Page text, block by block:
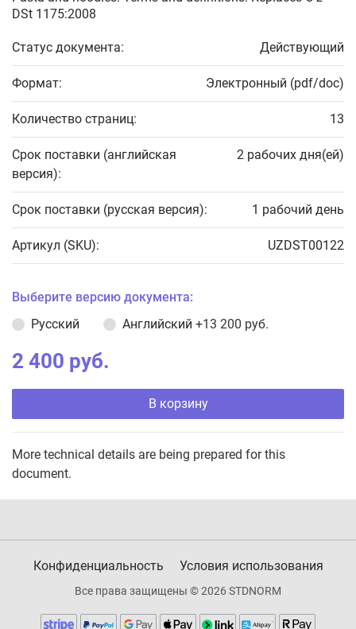
DSt 1175:2008
Статус документа: Действующий
Формат: Электронный (pdf/doc)
Количество страниц: 13
Срок поставки (английская
версия):
2 рабочих дня(ей)
Срок поставки (русская версия): 1 рабочий день
Артикул (SKU): UZDST00122
Выберите версию документа:
Русский
Английский +13 200 руб.
2 400 руб.
В корзину
More technical details are being prepared for this
document.
Конфиденциальность Условия использования
Все права защищены © 2026 STDNORM